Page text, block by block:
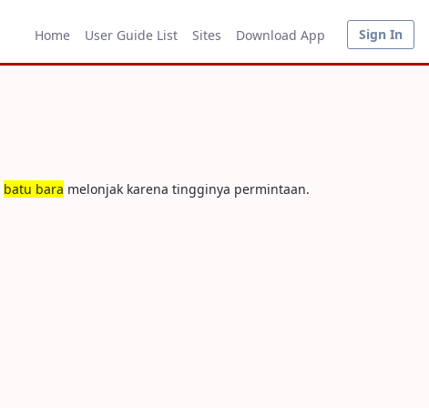
Home User Guide List Sites Download App Sign In
batu bara melonjak karena tingginya permintaan.